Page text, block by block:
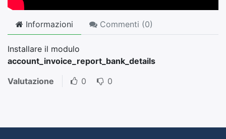
Informazioni Commenti (0)
Installare il modulo
account_invoice_report_bank_details
Valutazione
0 0